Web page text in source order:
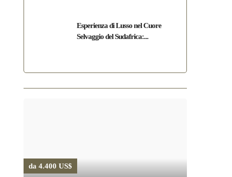
Esperienza di Lusso nel Cuore
Selvaggio del Sudafrica:...
da 4.400 US$